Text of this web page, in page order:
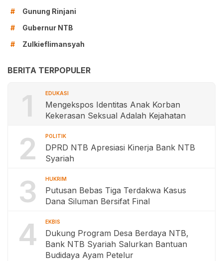
#
Gunung Rinjani
#
Gubernur NTB
#
Zulkieflimansyah
BERITA TERPOPULER
1 EDUKASI
Mengekspos Identitas Anak Korban
Kekerasan Seksual Adalah Kejahatan
2 POLITIK
DPRD NTB Apresiasi Kinerja Bank NTB
Syariah
3 HUKRIM
Putusan Bebas Tiga Terdakwa Kasus
Dana Siluman Bersifat Final
4 EKBIS
Dukung Program Desa Berdaya NTB,
Bank NTB Syariah Salurkan Bantuan
Budidaya Ayam Petelur